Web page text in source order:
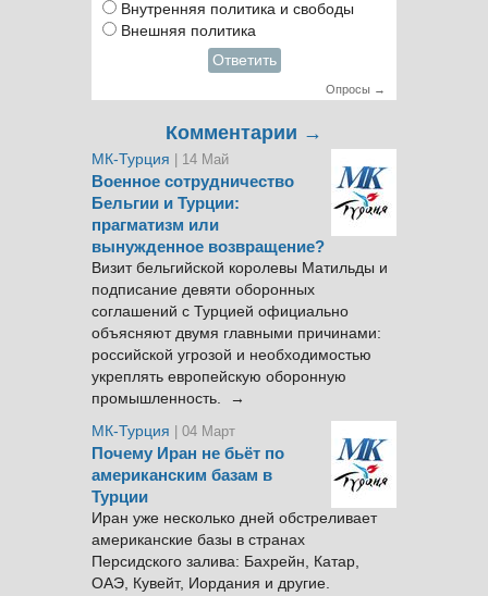
Внутренняя политика и свободы
Внешняя политика
Ответить
Опросы →
Комментарии →
МК-Турция | 14 Май
Военное сотрудничество
Бельгии и Турции:
прагматизм или
вынужденное возвращение?
Визит бельгийской королевы Матильды и
подписание девяти оборонных
соглашений с Турцией официально
объясняют двумя главными причинами:
российской угрозой и необходимостью
укреплять европейскую оборонную
промышленность. →
МК-Турция
| 04 Март
Почему Иран не бьёт по
американским базам в
Турции
Иран уже несколько дней обстреливает
американские базы в странах
Персидского залива: Бахрейн, Катар,
ОАЭ, Кувейт, Иордания и другие.